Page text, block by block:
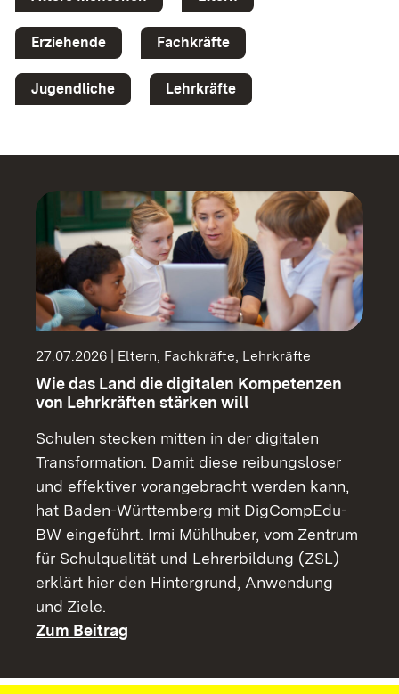
Erziehende Fachkräfte
Jugendliche Lehrkräfte
27.07.2026 | Eltern, Fachkräfte, Lehrkräfte
Wie das Land die digitalen Kompetenzen
von Lehrkräften stärken will
Schulen stecken mitten in der digitalen
Transformation. Damit diese reibungsloser
und effektiver vorangebracht werden kann,
hat Baden-Württemberg mit DigCompEdu-
BW eingeführt. Irmi Mühlhuber, vom Zentrum
für Schulqualität und Lehrerbildung (ZSL)
erklärt hier den Hintergrund, Anwendung
und Ziele.
Zum Beitrag